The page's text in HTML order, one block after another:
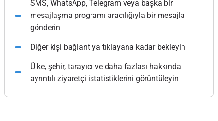
SMS, WhatsApp, Telegram veya başka bir
mesajlaşma programı aracılığıyla bir mesajla
gönderin
Diğer kişi bağlantıya tıklayana kadar bekleyin
Ülke, şehir, tarayıcı ve daha fazlası hakkında
ayrıntılı ziyaretçi istatistiklerini görüntüleyin